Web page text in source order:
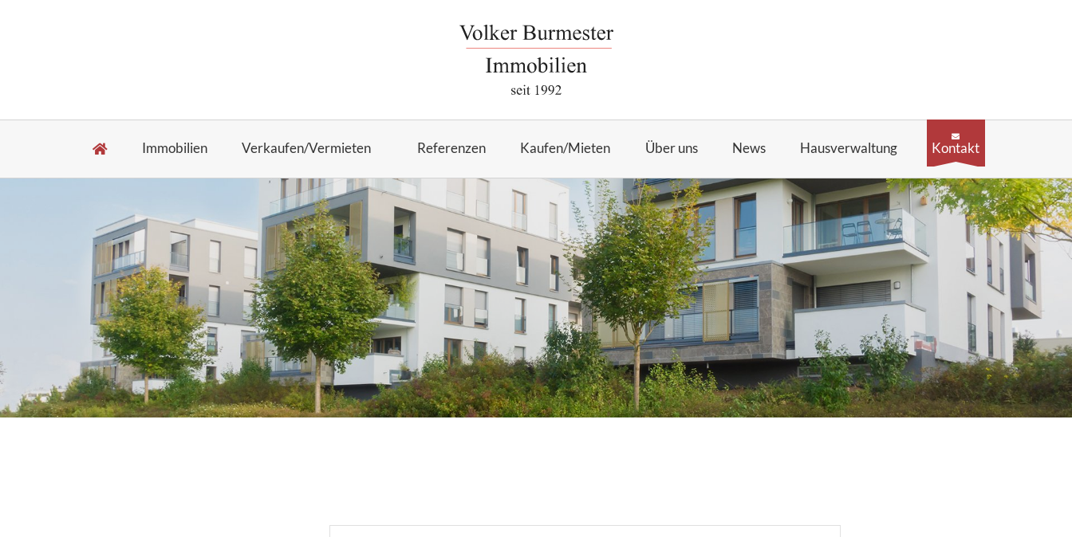
Immobilien Verkaufen/Vermieten Referenzen Kaufen/Mieten Über uns News Hausverwaltung Kontakt